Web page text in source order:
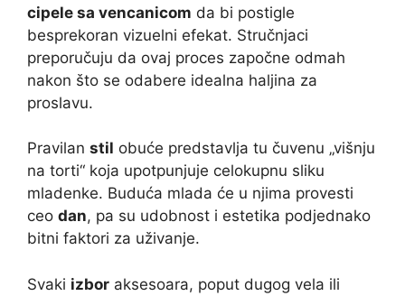
cipele sa vencanicom da bi postigle
besprekoran vizuelni efekat. Stručnjaci
preporučuju da ovaj proces započne odmah
nakon što se odabere idealna haljina za
proslavu.
Pravilan stil obuće predstavlja tu čuvenu „višnju
na torti“ koja upotpunjuje celokupnu sliku
mladenke. Buduća mlada će u njima provesti
ceo dan, pa su udobnost i estetika podjednako
bitni faktori za uživanje.
Svaki izbor aksesoara, poput dugog vela ili